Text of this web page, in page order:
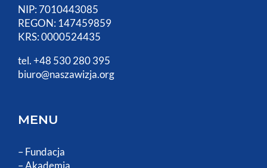
położony na skale, otoczony lasem i otulony
[...]